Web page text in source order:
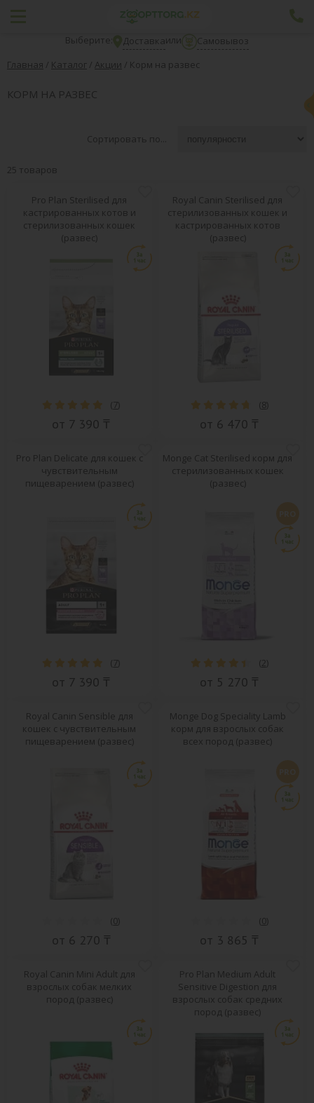
Выберите: Доставкаили
Самовывоз
Главная / Каталог / Акции / Корм на развеc
КОРМ НА РАЗВЕC
Сортировать по...
25 товаров
Pro Plan Sterilised для
кастрированных котов и
стерилизованных кошек
(развес)
( 7)
от 7 390 ₸
Royal Canin Sterilised для
стерилизованных кошек и
кастрированных котов
(развес)
(8)
от 6 470 ₸
Pro Plan Delicate для кошек с
чувствительным
пищеварением (развес)
( 7)
от 7 390 ₸
Monge Cat Sterilised корм для
стерилизованных кошек
(развес)
( 2)
от 5 270 ₸
Royal Canin Sensible для
кошек с чувствительным
пищеварением (развес)
(0)
от 6 270 ₸
Monge Dog Speciality Lamb
корм для взрослых собак
всех пород (развес)
(0)
от 3 865 ₸
Royal Canin Mini Adult для
взрослых собак мелких
пород (развес)
Pro Plan Medium Adult
Sensitive Digestion для
взрослых собак средних
пород (развес)